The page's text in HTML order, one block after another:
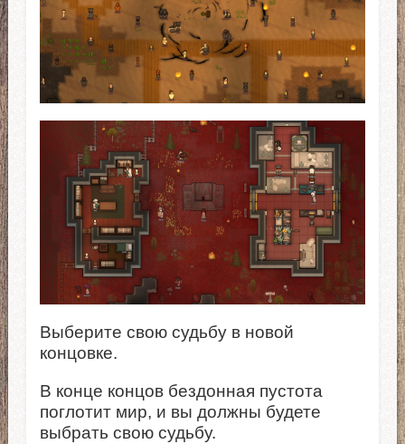
Выберите свою судьбу в новой
концовке.
В конце концов бездонная пустота
поглотит мир, и вы должны будете
выбрать свою судьбу.